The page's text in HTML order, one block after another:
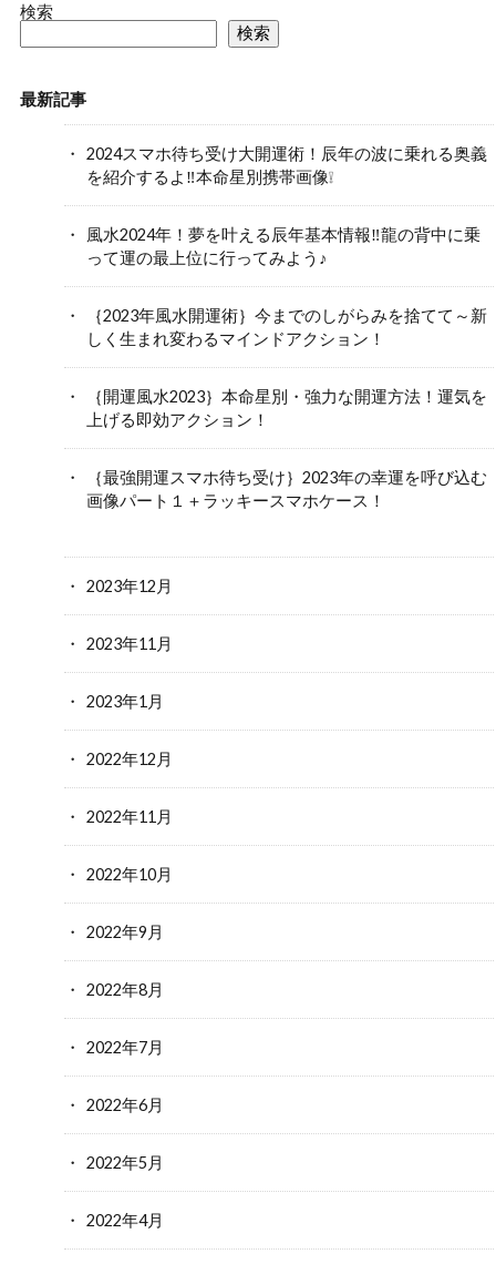
検索
検索
最新記事
2024スマホ待ち受け大開運術！辰年の波に乗れる奥義
を紹介するよ‼本命星別携帯画像❕
風水2024年！夢を叶える辰年基本情報‼龍の背中に乗
って運の最上位に行ってみよう♪
｛2023年風水開運術｝今までのしがらみを捨てて～新
しく生まれ変わるマインドアクション！
｛開運風水2023｝本命星別・強力な開運方法！運気を
上げる即効アクション！
｛最強開運スマホ待ち受け｝2023年の幸運を呼び込む
画像パート１＋ラッキースマホケース！
2023年12月
2023年11月
2023年1月
2022年12月
2022年11月
2022年10月
2022年9月
2022年8月
2022年7月
2022年6月
2022年5月
2022年4月